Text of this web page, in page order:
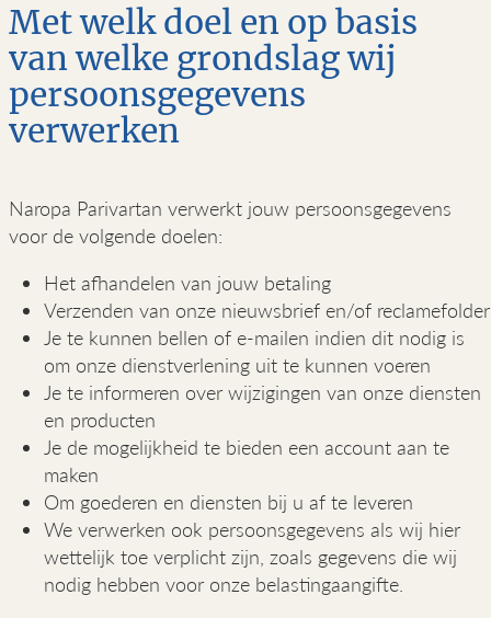
Met welk doel en op basis
van welke grondslag wij
persoonsgegevens
verwerken
Naropa Parivartan verwerkt jouw persoonsgegevens
voor de volgende doelen:
Het afhandelen van jouw betaling
Verzenden van onze nieuwsbrief en/of reclamefolder
Je te kunnen bellen of e-mailen indien dit nodig is
om onze dienstverlening uit te kunnen voeren
Je te informeren over wijzigingen van onze diensten
en producten
Je de mogelijkheid te bieden een account aan te
maken
Om goederen en diensten bij u af te leveren
We verwerken ook persoonsgegevens als wij hier
wettelijk toe verplicht zijn, zoals gegevens die wij
nodig hebben voor onze belastingaangifte.